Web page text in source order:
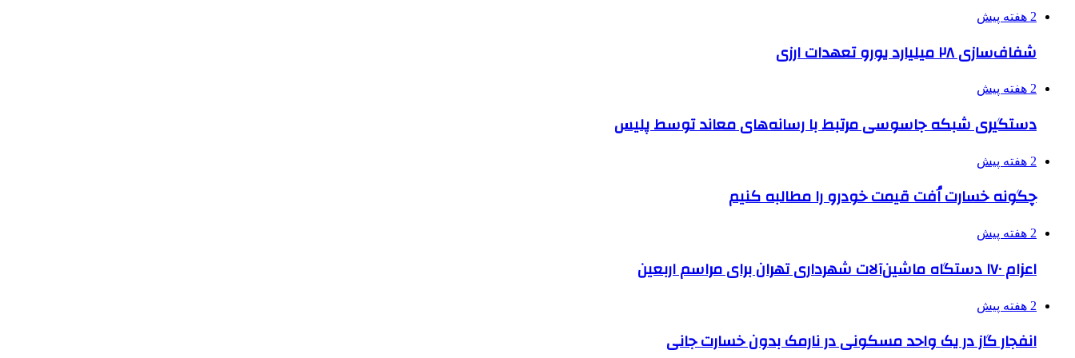
2 هفته پیش
شفاف‌سازی ۲۸ میلیارد یورو تعهدات ارزی
2 هفته پیش
دستگیری شبکه جاسوسی مرتبط با رسانه‌های معاند توسط پلیس
2 هفته پیش
چگونه خسارت اُفت قیمت خودرو را مطالبه کنیم
2 هفته پیش
اعزام ۱۷۰ دستگاه ماشین‌آلات شهرداری تهران برای مراسم اربعین
2 هفته پیش
انفجار گاز در یک واحد مسکونی در نارمک بدون خسارت جانی